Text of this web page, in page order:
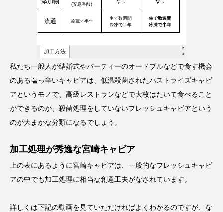
私たち一般人が結婚式やパーティーのオードブルなどで食す機会
のある塩っ辛いキャビアは、低温殺菌されたパストライズキャビ
アというモノで、高級レストランなどで大枚はたいて食べること
ができるのが、殺菌処理をしていないフレッシュキャビアという
のが大まかな分類になるでしょう。
加工処理が秀逸な宮崎キャビア
上の表にあるように宮崎キャビアは、一般的なフレッシュキャビ
アの中でも加工処理に相当な創意工夫がなされています。
詳しくは下記の動画を見ていただければよくわかるのですが、な